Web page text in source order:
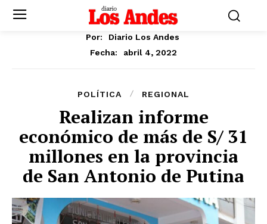
Por:
Diario Los Andes
Fecha:
abril 4, 2022
POLÍTICA REGIONAL
Realizan informe
económico de más de S/ 31
millones en la provincia
de San Antonio de Putina